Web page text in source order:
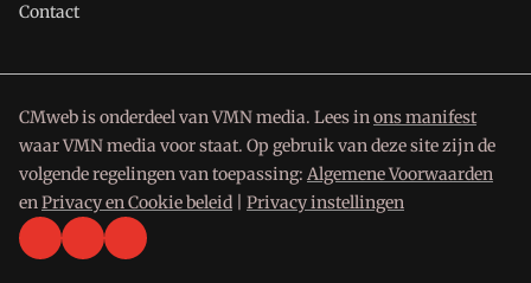
Contact
CMweb is onderdeel van VMN media. Lees inons manifest
waar VMN media voor staat. Op gebruik van deze site zijn de
volgende regelingen van toepassing: Algemene Voorwaarden
enPrivacy en Cookie beleid Privacy instellingen